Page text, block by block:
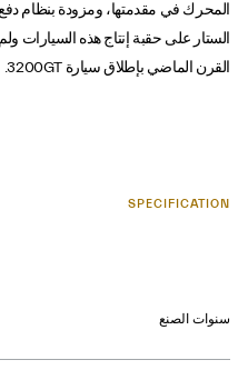
المحرك في مقدمتها، ومزودة بنظام
الستار على حقبة إنتاج هذه السيارات
القرن الماضي بإطلاق سيارة 3200GT.
SPECIFICATION
سنوات الصنع